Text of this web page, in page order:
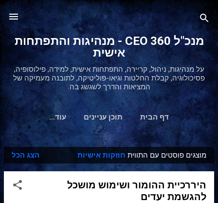
דילוג לתוכן הראשי
מנכ"ל 360 CEO - מנהיגות והתפתחות
אישית
על מנהיגות, ניהול, קריירה, התפתחות אישית, למידה, פילוסופיה,
פסיכולוגיה, קבלת החלטות וגיאו-פוליטיקה, לתובנה מעמיקה של
המציאות והדרך לשגשג בה.
דף הבית תוכן עניינים ‏עוד…
ר
ש
מוצגים פוסטים עם התווית חוזקות אישיות הצג הכל
היררכיית ההומור ושימוש מושכל
להגשמת יעדים